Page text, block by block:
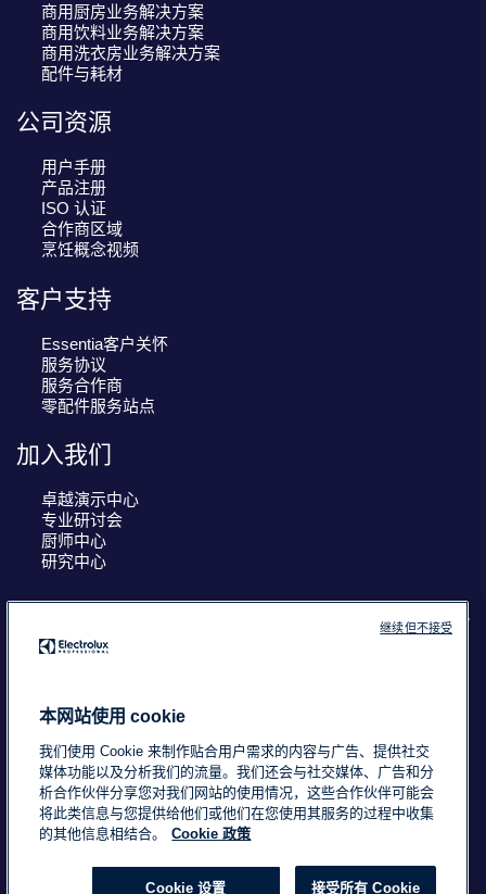
商用厨房业务解决方案
商用饮料业务解决方案
商用洗衣房业务解决方案
配件与耗材
公司资源
用户手册
产品注册
ISO 认证
合作商区域
烹饪概念视频
客户支持
Essentia客户关怀
服务协议
服务合作商
零配件服务站点
加入我们
卓越演示中心
专业研讨会
厨师中心
研究中心
您的选择： 中国
浙ICP备18015725号-2
Data Privacy Statement
Cookie Policy
条款与条件
本网站使用 cookie
我们使用 Cookie 来制作贴合用户需求的内容与广告、提供社交
媒体功能以及分析我们的流量。我们还会与社交媒体、广告和分
析合作伙伴分享您对我们网站的使用情况，这些合作伙伴可能会
将此类信息与您提供给他们或他们在您使用其服务的过程中收集
的其他信息相结合。
Cookie 政策
接受所有 Cookie
Cookie 设置
继续但不接受